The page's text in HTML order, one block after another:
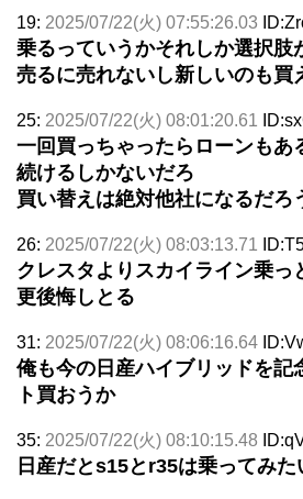
19: 2025/07/22(火) 07:55:26.03
乗るっていうかそれしか選択肢
売るに売れないし新しいのも買
25: 2025/07/22(火) 08:01:20.61
一回買っちゃったらローンもあ
続けるしかないだろ
買い替えは絶対他社になるだろ
26: 2025/07/22(火) 08:03:13.71
クレスタよりスカイライン乗っ
更後悔しとる
31: 2025/07/22(火) 08:06:16.64
俺も今の日産ハイブリッドを記
ト買おうか
35: 2025/07/22(火) 08:10:15.48
日産だとs15とr35は乗ってみた